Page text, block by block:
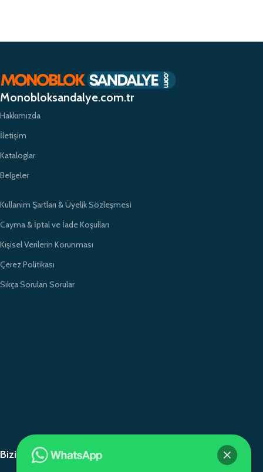
Monobloksandalye.com.tr
Hakkımızda
İletişim
Kataloglar
Belgeler
Kullanım Şartları & Üyelik Sözleşmesi
Cayma & İptal ve İade Koşulları
Kişisel Verilerin Korunması
Çerez Politikası
Sıkça Sorulan Sorular
Bizi Paylaşın